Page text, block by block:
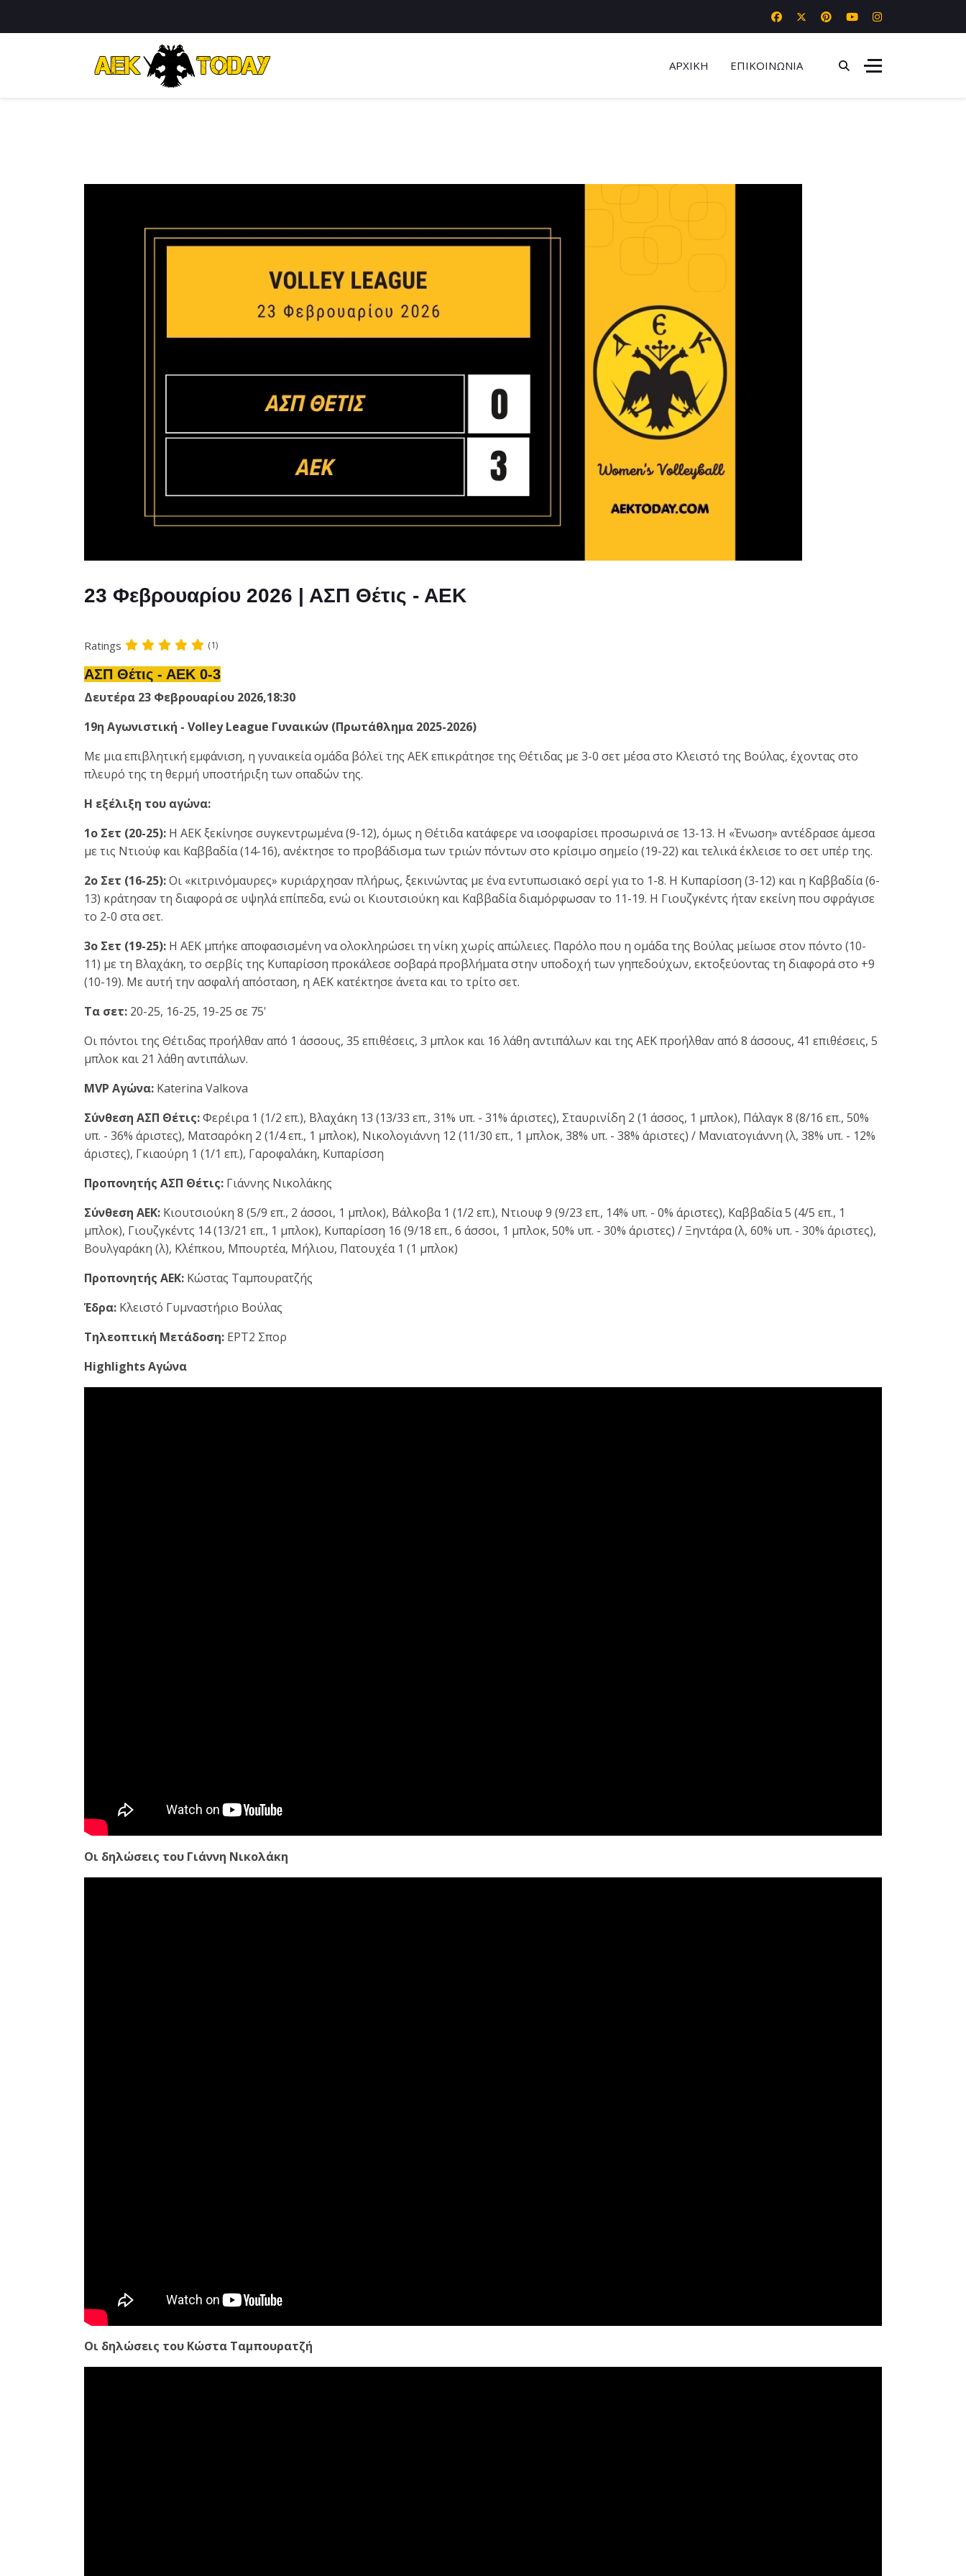
ΑΡΧΙΚΗ ΕΠΙΚΟΙΝΩΝΙΑ
23 Φεβρουαρίου 2026 | ΑΣΠ Θέτις - ΑΕΚ
Ratings (1)
ΑΣΠ Θέτις - ΑΕΚ 0-3
Δευτέρα 23 Φεβρουαρίου 2026,18:30
19η Αγωνιστική - Volley League Γυναικών (Πρωτάθλημα 2025-2026)
Με μια επιβλητική εμφάνιση, η γυναικεία ομάδα βόλεϊ της ΑΕΚ επικράτησε της Θέτιδας με 3-0 σετ μέσα στο Κλειστό της Βούλας, έχοντας στο
πλευρό της τη θερμή υποστήριξη των οπαδών της.
Η εξέλιξη του αγώνα:
1ο Σετ (20-25): Η ΑΕΚ ξεκίνησε συγκεντρωμένα (9-12), όμως η Θέτιδα κατάφερε να ισοφαρίσει προσωρινά σε 13-13. Η «Ένωση» αντέδρασε άμεσα
με τις Ντιούφ και Καββαδία (14-16), ανέκτησε το προβάδισμα των τριών πόντων στο κρίσιμο σημείο (19-22) και τελικά έκλεισε το σετ υπέρ της.
2ο Σετ (16-25):Οι «κιτρινόμαυρες» κυριάρχησαν πλήρως, ξεκινώντας με ένα εντυπωσιακό σερί για το 1-8. Η Κυπαρίσση (3-12) και η Καββαδία (6-
13) κράτησαν τη διαφορά σε υψηλά επίπεδα, ενώ οι Κιουτσιούκη και Καββαδία διαμόρφωσαν το 11-19. Η Γιουζγκέντς ήταν εκείνη που σφράγισε
το 2-0 στα σετ.
3ο Σετ (19-25): Η ΑΕΚ μπήκε αποφασισμένη να ολοκληρώσει τη νίκη χωρίς απώλειες. Παρόλο που η ομάδα της Βούλας μείωσε στον πόντο (10-
11) με τη Βλαχάκη, το σερβίς της Κυπαρίσση προκάλεσε σοβαρά προβλήματα στην υποδοχή των γηπεδούχων, εκτοξεύοντας τη διαφορά στο +9
(10-19). Με αυτή την ασφαλή απόσταση, η ΑΕΚ κατέκτησε άνετα και το τρίτο σετ.
Τα σετ: 20-25, 16-25, 19-25 σε 75'
Οι πόντοι της Θέτιδας προήλθαν από 1 άσσους, 35 επιθέσεις, 3 μπλοκ και 16 λάθη αντιπάλων και της ΑΕΚ προήλθαν από 8 άσσους, 41 επιθέσεις, 5
μπλοκ και 21 λάθη αντιπάλων.
MVP Αγώνα: Katerina Valkova
Σύνθεση ΑΣΠ Θέτις:Φερέιρα 1 (1/2 επ.), Βλαχάκη 13 (13/33 επ., 31% υπ. - 31% άριστες), Σταυρινίδη 2 (1 άσσος, 1 μπλοκ), Πάλαγκ 8 (8/16 επ., 50%
υπ. - 36% άριστες), Ματσαρόκη 2 (1/4 επ., 1 μπλοκ), Νικολογιάννη 12 (11/30 επ., 1 μπλοκ, 38% υπ. - 38% άριστες) / Μανιατογιάννη (λ, 38% υπ. - 12%
άριστες), Γκιαούρη 1 (1/1 επ.), Γαροφαλάκη, Κυπαρίσση
Προπονητής ΑΣΠ Θέτις: Γιάννης Νικολάκης
Σύνθεση ΑΕΚ: Κιουτσιούκη 8 (5/9 επ., 2 άσσοι, 1 μπλοκ), Βάλκοβα 1 (1/2 επ.), Ντιουφ 9 (9/23 επ., 14% υπ. - 0% άριστες), Καββαδία 5 (4/5 επ., 1
μπλοκ), Γιουζγκέντς 14 (13/21 επ., 1 μπλοκ), Κυπαρίσση 16 (9/18 επ., 6 άσσοι, 1 μπλοκ, 50% υπ. - 30% άριστες) / Ξηντάρα (λ, 60% υπ. - 30% άριστες),
Βουλγαράκη (λ), Κλέπκου, Μπουρτέα, Μήλιου, Πατουχέα 1 (1 μπλοκ)
Προπονητής ΑΕΚ: Κώστας Ταμπουρατζής
Έδρα: Κλειστό Γυμναστήριο Βούλας
Τηλεοπτική Μετάδοση: ΕΡΤ2 Σπορ
Highlights Αγώνα
Οι δηλώσεις του Γιάννη Νικολάκη
Οι δηλώσεις του Κώστα Ταμπουρατζή